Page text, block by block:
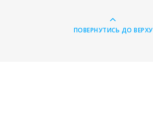
ПОВЕРНУТИСЬ ДО ВЕРХУ